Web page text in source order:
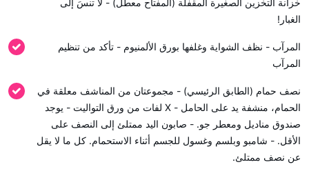
خزانة التخزين الصغيرة المقفلة (المفتاح معطل) - لا تنسَ إلى
الغبار!
المرآب - نظف الشواية وغلفها بورق الألمنيوم - تأكد من تنظيم
المرآب
نصف حمام (الطابق الرئيسي) - مجموعتان من المناشف معلقة في
الحمام، منشفة يد على الحامل - X لفات من ورق التواليت - يوجد
صندوق مناديل ومعطر جو. - صابون اليد ممتلئ إلى النصف على
الأقل. - شامبو وبلسم وغسول للجسم أثناء الاستحمام. كل ما لا يقل
عن نصف ممتلئ.